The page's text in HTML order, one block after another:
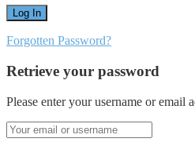
Forgotten Password?
Retrieve your password
Please enter your username or email